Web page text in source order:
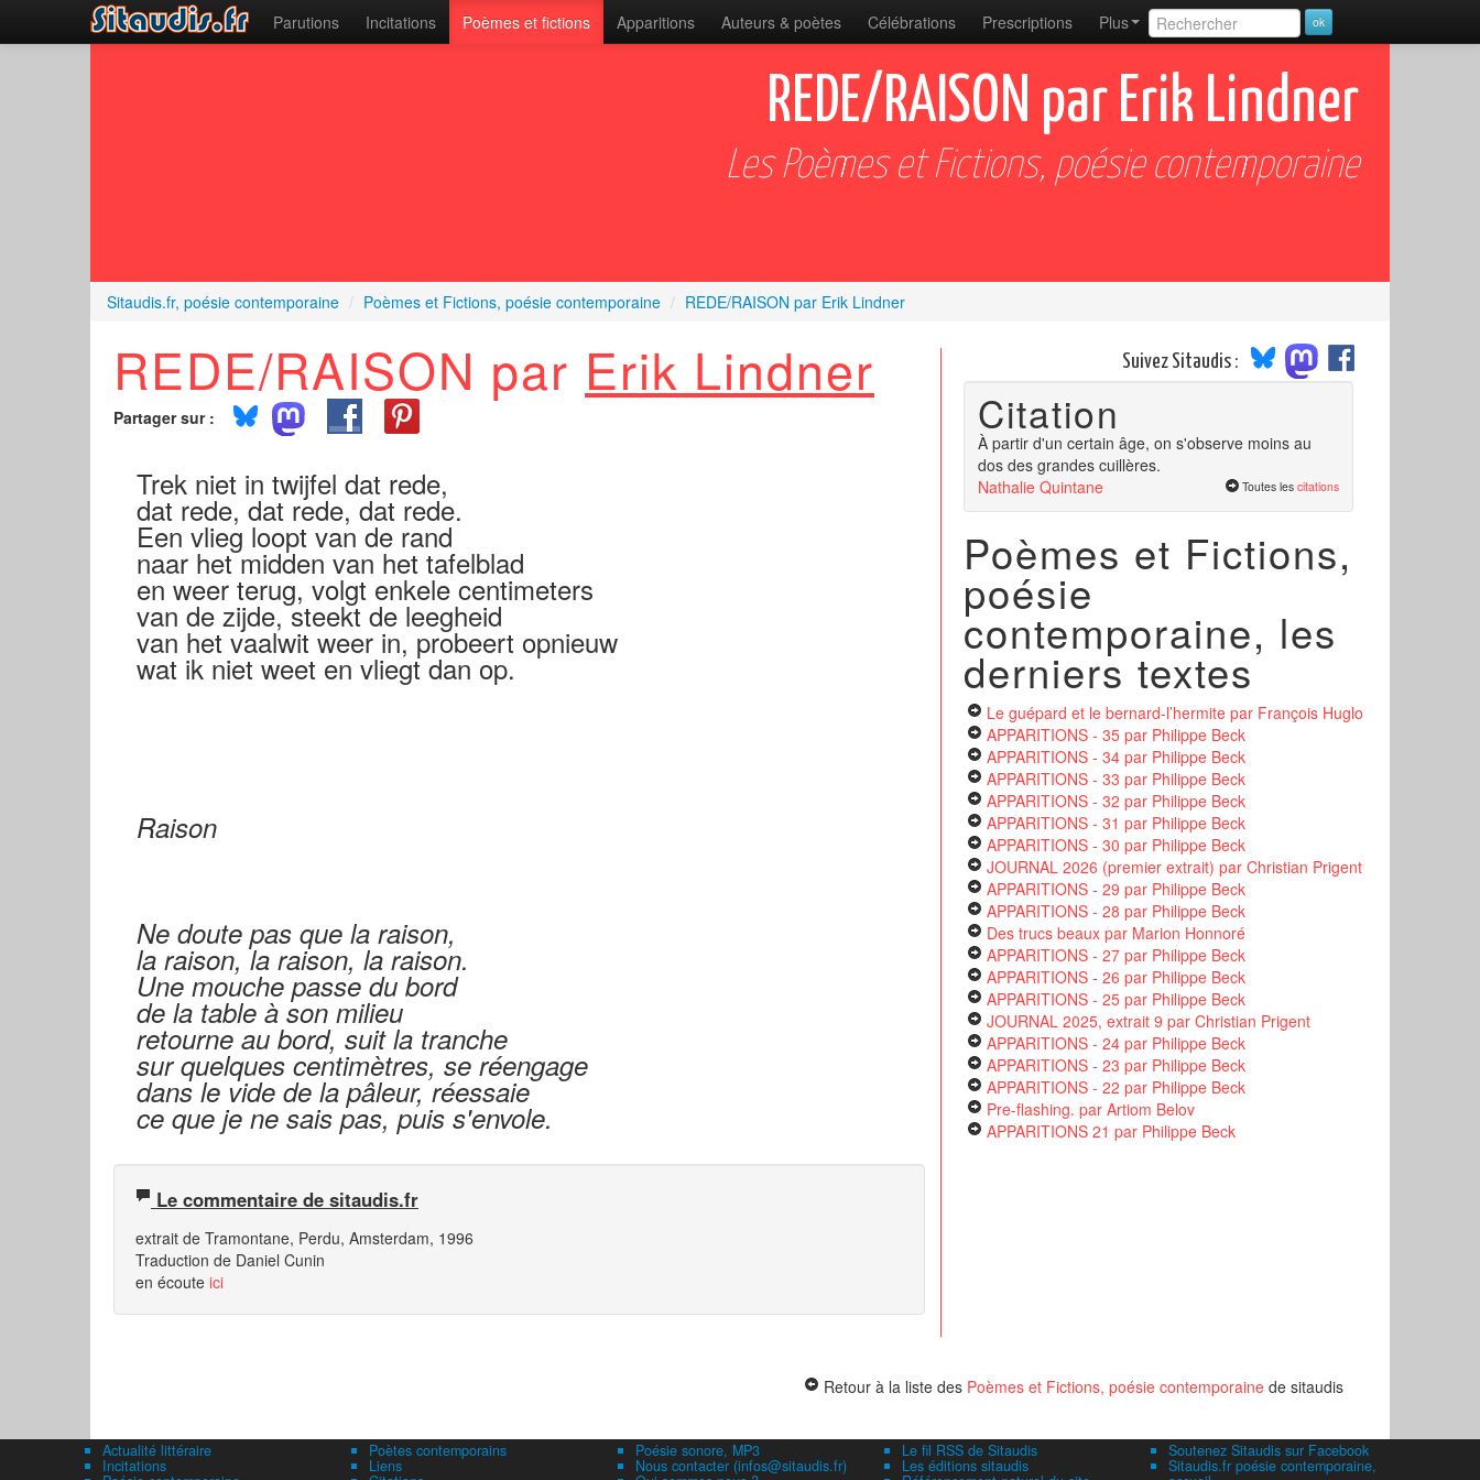
Parutions Incitations Poèmes et fictions Apparitions Auteurs & poètes Célébrations Prescriptions Plus
REDE/RAISON par Erik Lindner
Les Poèmes et Fictions, poésie contemporaine
Sitaudis.fr, poésie contemporaine / Poèmes et Fictions, poésie contemporaine / REDE/RAISON par Erik Lindner
REDE/RAISON par Erik Lindner
Partager sur :
Trek niet in twijfel dat rede,
dat rede, dat rede, dat rede.
Een vlieg loopt van de rand
naar het midden van het tafelblad
en weer terug, volgt enkele centimeters
van de zijde, steekt de leegheid
van het vaalwit weer in, probeert opnieuw
wat ik niet weet en vliegt dan op.
Raison
Ne doute pas que la raison,
la raison, la raison, la raison.
Une mouche passe du bord
de la table à son milieu
retourne au bord, suit la tranche
sur quelques centimètres, se réengage
dans le vide de la pâleur, réessaie
ce que je ne sais pas, puis s'envole.
Le commentaire de sitaudis.fr
extrait de Tramontane, Perdu, Amsterdam, 1996
Traduction de Daniel Cunin
en écoute ici
Suivez Sitaudis :
Citation
À partir d'un certain âge, on s'observe moins au
dos des grandes cuillères.
Nathalie Quintane
Toutes les citations
Poèmes et Fictions,
poésie
contemporaine, les
derniers textes
Le guépard et le bernard-l’hermitepar François Huglo
APPARITIONS - 35par Philippe Beck
APPARITIONS - 34par Philippe Beck
APPARITIONS - 33 par Philippe Beck
APPARITIONS - 32 par Philippe Beck
APPARITIONS - 31 par Philippe Beck
APPARITIONS - 30 par Philippe Beck
JOURNAL 2026 (premier extrait) par Christian Prigent
APPARITIONS - 29 par Philippe Beck
APPARITIONS - 28 par Philippe Beck
Des trucs beauxpar Marion Honnoré
APPARITIONS - 27par Philippe Beck
APPARITIONS - 26 par Philippe Beck
APPARITIONS - 25par Philippe Beck
JOURNAL 2025, extrait 9 par Christian Prigent
APPARITIONS - 24par Philippe Beck
APPARITIONS - 23 par Philippe Beck
APPARITIONS - 22 par Philippe Beck
Pre-flashing. par Artiom Belov
APPARITIONS 21 par Philippe Beck
Retour à la liste des Poèmes et Fictions, poésie contemporaine de sitaudis
Actualité littéraire
Incitations
Poètes contemporains
Liens
Poésie sonore, MP3
Nous contacter (infos@sitaudis.fr)
Le fil RSS de Sitaudis
Les éditions sitaudis
Soutenez Sitaudis sur Facebook
Sitaudis.fr poésie contemporaine,